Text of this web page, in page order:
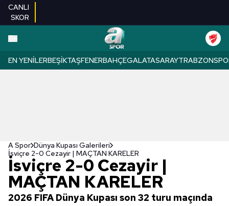
CANLI
SKOR
EN YENILERBEŞIKTAŞFENERBAHÇEGALATASARAY
A Spor Dünya Kupası Galerileri
İsviçre 2-0 Cezayir | MAÇTAN KARELER
İsviçre 2-0 Cezayir |
MAÇTAN KARELER
2026 FIFA Dünya Kupası son 32 turu maçında